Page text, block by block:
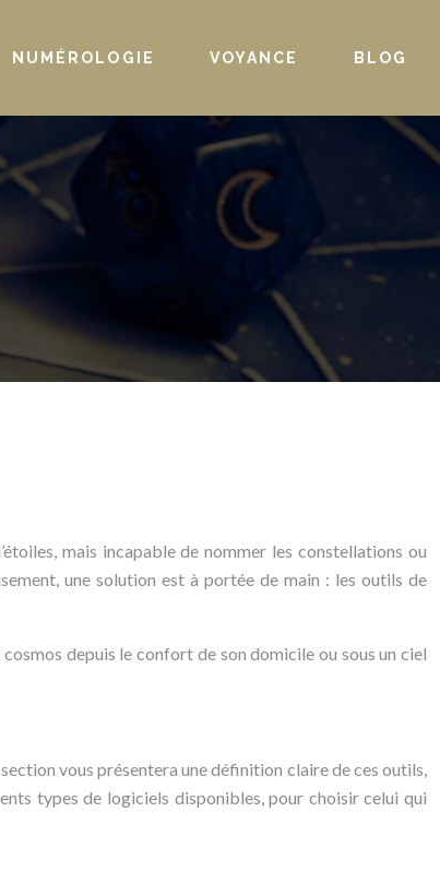
NUMÉROLOGIE VOYANCE BLOG
mais incapable de nommer les constellations ou
une solution est à portée de main : les outils de
depuis le confort de son domicile ou sous un ciel
vous présentera une définition claire de ces outils,
types de logiciels disponibles, pour choisir celui qui